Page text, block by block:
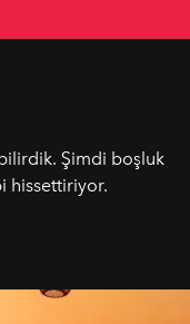
Şimdi boşluk
hissettiriyor.